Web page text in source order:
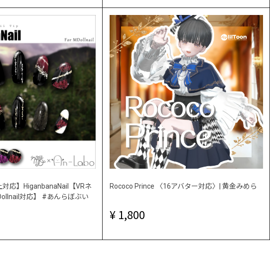
対応】HiganbanaNail【VRネ
対応】 #あんらぼぶい
Rococo Prince 〈16アバター対応〉| 黄金みめら
1,800